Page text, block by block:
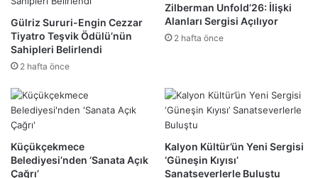
Gülriz Sururi-Engin Cezzar
Tiyatro Teşvik Ödülü’nün
Sahipleri Belirlendi
2 hafta önce
Zilberman Unfold’26: İlişki
Alanları Sergisi Açılıyor
2 hafta önce
Küçükçekmece
Belediyesi’nden ‘Sanata Açık
Çağrı’
Kalyon Kültür’ün Yeni Sergisi
‘Güneşin Kıyısı’
Sanatseverlerle Buluştu